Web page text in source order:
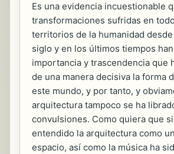
Es una evidencia incuestionable
transformaciones sufridas en
territorios de la humanidad
siglo y en los últimos tiempos
importancia y trascendencia que
de una manera decisiva la forma
este mundo, y por tanto, y
arquitectura tampoco se ha
convulsiones. Como quiera que
entendido la arquitectura como
espacio, así como la música ha